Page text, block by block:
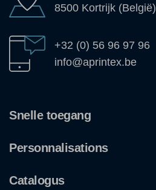
8500 Kortrijk (België)
+32 (0) 56 96 97 96
info@aprintex.be
Snelle toegang
Personnalisations
Catalogus